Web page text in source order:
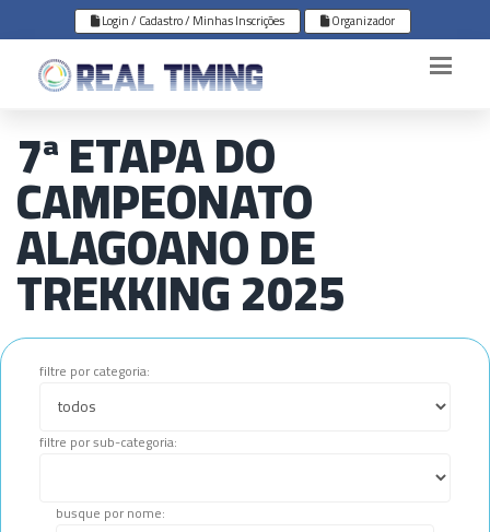
Login / Cadastro / Minhas Inscrições Organizador
7ª ETAPA DO
CAMPEONATO
ALAGOANO DE
TREKKING 2025
filtre por categoria:
filtre por sub-categoria:
busque por nome: